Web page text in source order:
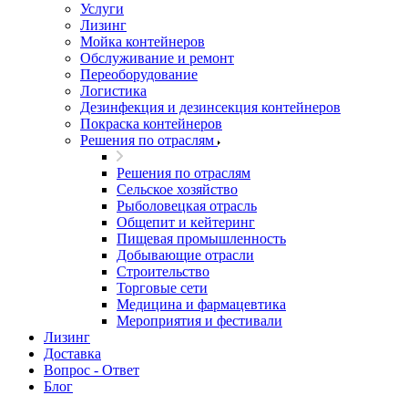
Услуги
Лизинг
Мойка контейнеров
Обслуживание и ремонт
Переоборудование
Логистика
Дезинфекция и дезинсекция контейнеров
Покраска контейнеров
Решения по отраслям
Решения по отраслям
Сельское хозяйство
Рыболовецкая отрасль
Общепит и кейтеринг
Пищевая промышленность
Добывающие отрасли
Строительство
Торговые сети
Медицина и фармацевтика
Мероприятия и фестивали
Лизинг
Доставка
Вопрос - Ответ
Блог